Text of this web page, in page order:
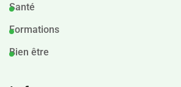
Santé
Formations
Bien être